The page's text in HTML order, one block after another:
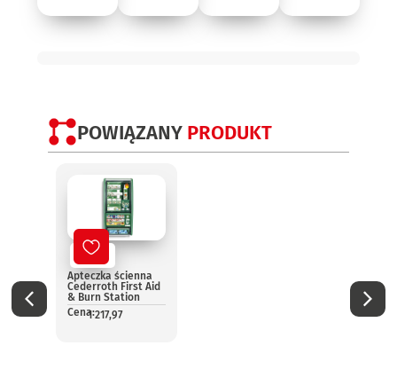
POWIĄZANY PRODUKT
Nowy
Apteczka ścienna
Cederroth First Aid
& Burn Station
Cena:1 217,97
Cena: